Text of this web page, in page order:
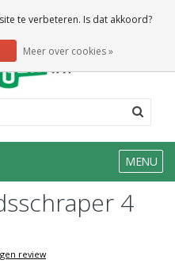
0 Artikelen
MENU
4
review
te verbeteren. Is dat akkoord?
Meer over cookies »